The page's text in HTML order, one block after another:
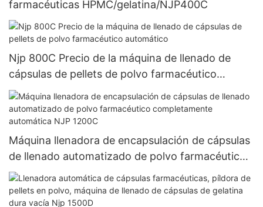
farmacéuticas HPMC/gelatina/NJP400C
Njp 800C Precio de la máquina de llenado de
cápsulas de pellets de polvo farmacéutico
automático
Máquina llenadora de encapsulación de cápsulas
de llenado automatizado de polvo farmacéutico
completamente automática NJP 1200C